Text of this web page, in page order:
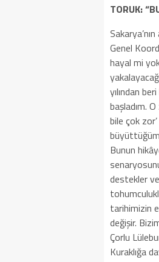
TORUK:
Genel
hayal mi
yılından
başladım.
bile çok
Bunun
destekler
tarihimizin
değişir.
Çorlu
Kuraklığa